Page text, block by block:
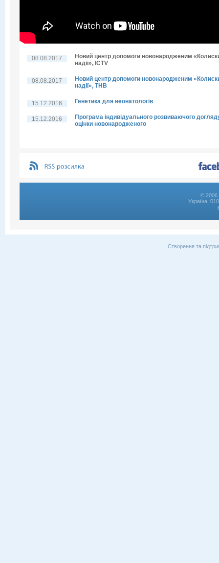
08.08.2017
Новий центр допомоги новонародженим
надії», ICTV
08.08.2017
Новий центр допомоги новонародженим
надії», THB
15.12.2016 Генетика для неонатологів
15.12.2016
Програма індивідуального розвиваючого
оцінки новонародженого
© 2006
Україна,
Створення та